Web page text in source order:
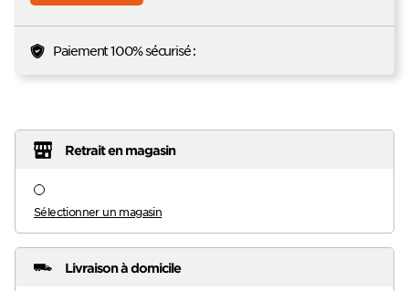
Paiement 100% sécurisé :
Retrait en magasin
Sélectionner un magasin
Livraison à domicile